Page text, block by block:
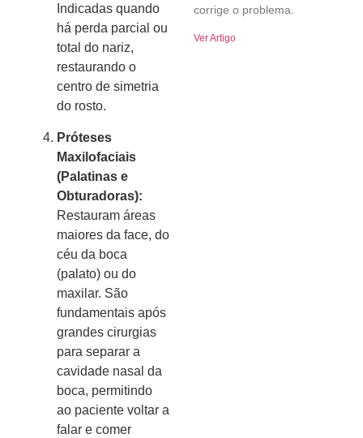
Indicadas quando
há perda parcial ou
total do nariz,
restaurando o
centro de simetria
do rosto.
Próteses
Maxilofaciais
(Palatinas e
Obturadoras):
Restauram áreas
maiores da face, do
céu da boca
(palato) ou do
maxilar. São
fundamentais após
grandes cirurgias
para separar a
cavidade nasal da
boca, permitindo
ao paciente voltar a
falar e comer
corrige o problema.
Ver Artigo